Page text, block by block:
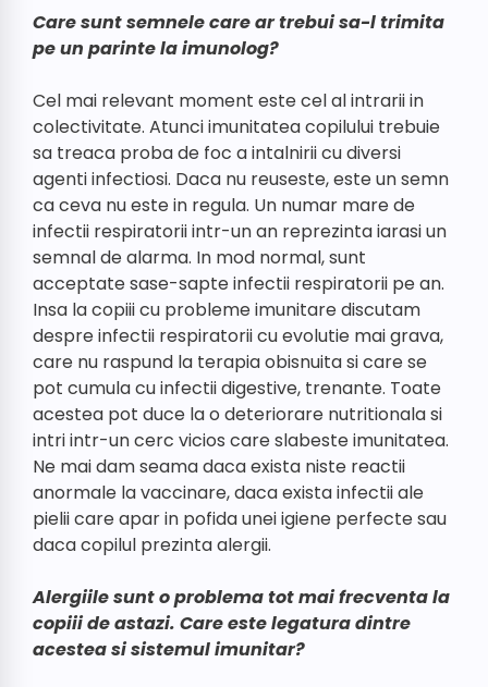
Care sunt semnele care ar trebui sa-l trimita
pe un parinte la imunolog?
Cel mai relevant moment este cel al intrarii in
colectivitate. Atunci imunitatea copilului trebuie
sa treaca proba de foc a intalnirii cu diversi
agenti infectiosi. Daca nu reuseste, este un semn
ca ceva nu este in regula. Un numar mare de
infectii respiratorii intr-un an reprezinta iarasi un
semnal de alarma. In mod normal, sunt
acceptate sase-sapte infectii respiratorii pe an.
Insa la copiii cu probleme imunitare discutam
despre infectii respiratorii cu evolutie mai grava,
care nu raspund la terapia obisnuita si care se
pot cumula cu infectii digestive, trenante. Toate
acestea pot duce la o deteriorare nutritionala si
intri intr-un cerc vicios care slabeste imunitatea.
Ne mai dam seama daca exista niste reactii
anormale la vaccinare, daca exista infectii ale
pielii care apar in pofida unei igiene perfecte sau
daca copilul prezinta alergii.
Alergiile sunt o problema tot mai frecventa la
copiii de astazi. Care este legatura dintre
acestea si sistemul imunitar?